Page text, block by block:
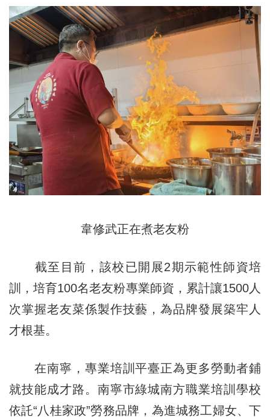
韋修武正在煮老友粉
截至目前，該校已開展2期示範性師資培
訓，培育100名老友粉專業師資，累計讓1500人
次掌握老友菜係製作技藝，為品牌發展築牢人
才根基。
在南寧，專業培訓平臺正為更多勞動者鋪
就技能成才路。南寧市綠城南方職業培訓學校
依託“八桂家政”勞務品牌，為進城務工婦女、下